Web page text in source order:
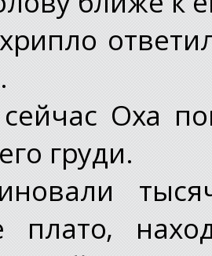
Оха
груди.
плато,